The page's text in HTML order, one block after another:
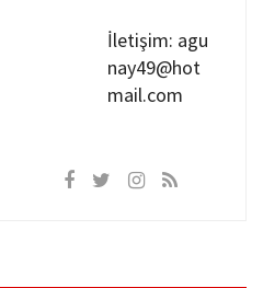
İletişim: agu
nay49@hot
mail.com